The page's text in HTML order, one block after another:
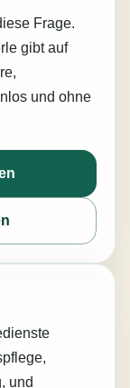
Frage.
gibt auf
und ohne
und